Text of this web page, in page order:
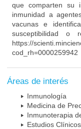
que comparten su
inmunidad a
vacunas e
susceptibilidad o
https://
cod_rh=0000259942
Áreas de interés
Inmunología
Medicina de
Inmunoterapia
Estudios Clínicos